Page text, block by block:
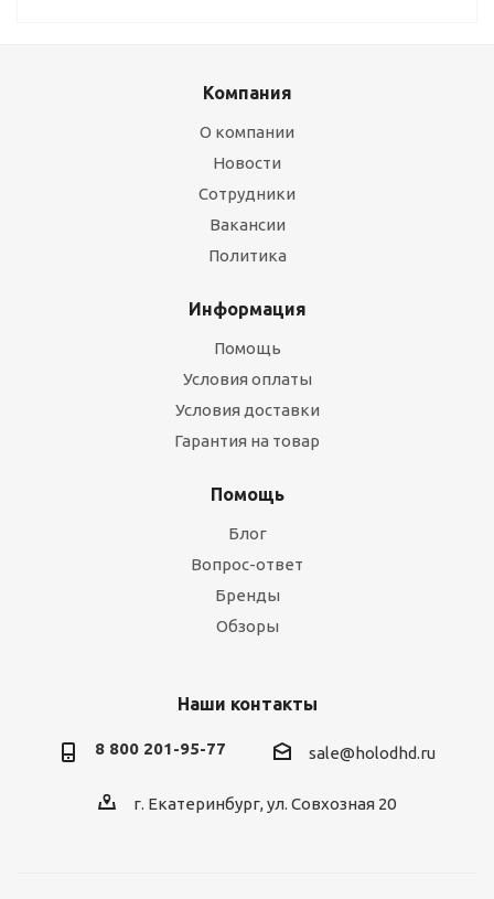
Компания
О компании
Новости
Сотрудники
Вакансии
Политика
Информация
Помощь
Условия оплаты
Условия доставки
Гарантия на товар
Помощь
Блог
Вопрос-ответ
Бренды
Обзоры
Наши контакты
8 800 201-95-77 sale@holodhd.ru
г. Екатеринбург, ул. Совхозная 20